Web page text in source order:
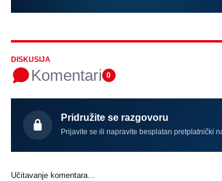
DISKUSIJA
Komentari 0
Pridružite se razgovoru
Prijavite se ili napravite besplatan pretplatnički
Učitavanje komentara...